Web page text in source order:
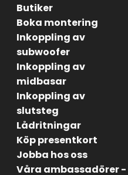
Butiker
Boka montering
Inkoppling av
subwoofer
Inkoppling av
midbasar
Inkoppling av
slutsteg
Lådritningar
Köp presentkort
Jobba hos oss
Våra ambassadörer -